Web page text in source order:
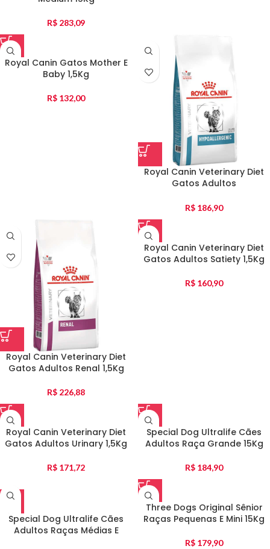
R$ 283,09
Royal Canin Gatos Mother E
Baby 1,5Kg
R$ 132,00
Royal Canin Veterinary Diet
Gatos Adultos
R$ 186,90
Royal Canin Veterinary Diet
Gatos Adultos Renal 1,5Kg
R$ 226,88
Royal Canin Veterinary Diet
Gatos Adultos Satiety 1,5Kg
R$ 160,90
Royal Canin Veterinary Diet
Gatos Adultos Urinary 1,5Kg
R$ 171,72
Special Dog Ultralife Cães
Adultos Raça Grande 15Kg
R$ 184,90
Special Dog Ultralife Cães
Adultos Raças Médias E
Three Dogs Original Sênior
Raças Pequenas E Mini 15Kg
R$ 179,90